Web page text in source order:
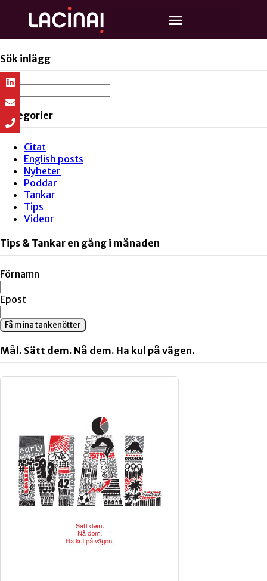
Sök inlägg
Kategorier
Citat
English posts
Nyheter
Poddar
Tankar
Tips
Videor
Tips & Tankar en gång i månaden
Förnamn
Epost
Få mina tankenötter
Mål. Sätt dem. Nå dem. Ha kul på vägen.